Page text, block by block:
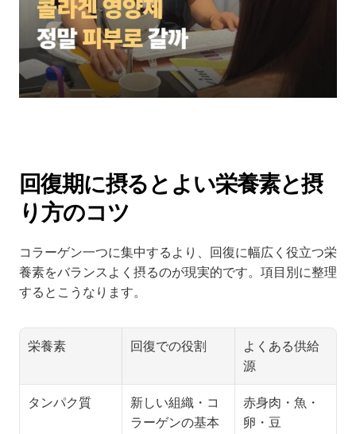
回復期に摂るとよい栄養素と摂
り方のコツ
コラーゲン一つに集中するより、回復に幅広く役立つ栄
養素をバランスよく摂るのが現実的です。項目別に整理
するとこうなります。
栄養素 回復での役割
よくある供給
源
タンパク質
新しい組織・コ
ラーゲンの基本
赤身肉・魚・
卵・豆